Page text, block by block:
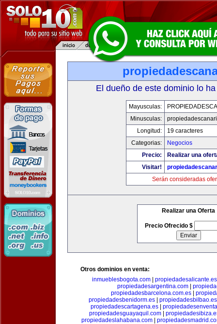
El dueño de este dominio lo
Mayusculas:
Minusculas:
Longitud:
19 caracteres
Categorias:
Negocios
Precio:
Realizar una
Visitar!
Serán consideradas
Realizar una Oferta
Precio Ofrecido $
Otros dominios en venta:
inmueblesbogota.com| propiedadesalicante.es
propiedadesargentina.com|
propiedadesbarcelona.com.es|
propiedadesbenidorm.es
propiedadesbilbao.es
propiedadescartagena.es|
propiedadesguayaquil.com
propiedadeslahabana.com|